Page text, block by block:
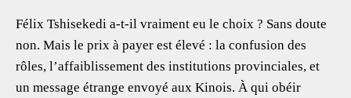
Félix Tshisekedi a-t-il vraiment eu le choix ? Sans doute
non. Mais le prix à payer est élevé : la confusion des
rôles, l’affaiblissement des institutions provinciales, et
un message étrange envoyé aux Kinois. À qui obéir